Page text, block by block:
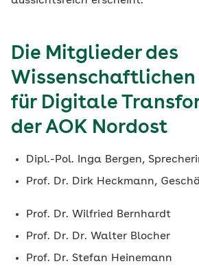
Die Mitglieder des
für Digitale
der AOK Nordost
Dipl.-Pol. Inga Bergen,
Prof. Dr. Dirk Heckmann,
Prof. Dr. Wilfried Bernhardt
Prof. Dr. Dr. Walter Blocher
Prof. Dr. Stefan Heinemann